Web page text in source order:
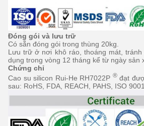
Đóng gói và lưu trữ
Có sẵn đóng gói trong thùng 20kg.
Lưu trữ ở nơi khô ráo, thoáng mát,
dụng trong vòng 12 tháng kể từ ngày sản
Chứng chỉ
Cao su silicon Rui-He RH7022P ®đạt
sau: RoHS, FDA, REACH, PAHS, ISO